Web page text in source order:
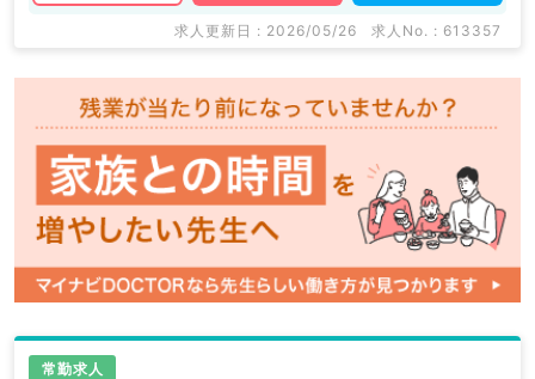
求人更新日 : 2026/05/26 求人No. : 613357
常勤求人